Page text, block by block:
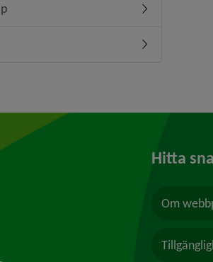
Undermeny för
Undermeny för
till annan webbplats, öppnas i nytt
Hitta
Om